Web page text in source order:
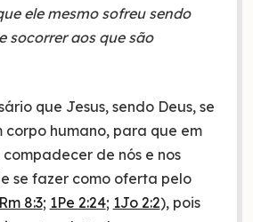
ele mesmo sofreu sendo
socorrer aos que são
que Jesus, sendo Deus, se
corpo humano, para que em
de nós e nos
se fazer como oferta pelo
Rm 8:3; 1Pe 2:24; 1Jo 2:2), pois